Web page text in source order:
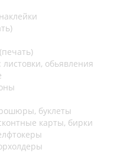
обьявления
буклеты
карты, бирки